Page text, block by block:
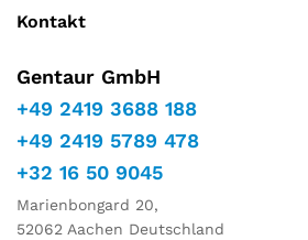
Kontakt
Gentaur GmbH
+49 2419 3688 188
+49 2419 5789 478
+32 16 50 9045
Marienbongard 20,
52062 Aachen Deutschland